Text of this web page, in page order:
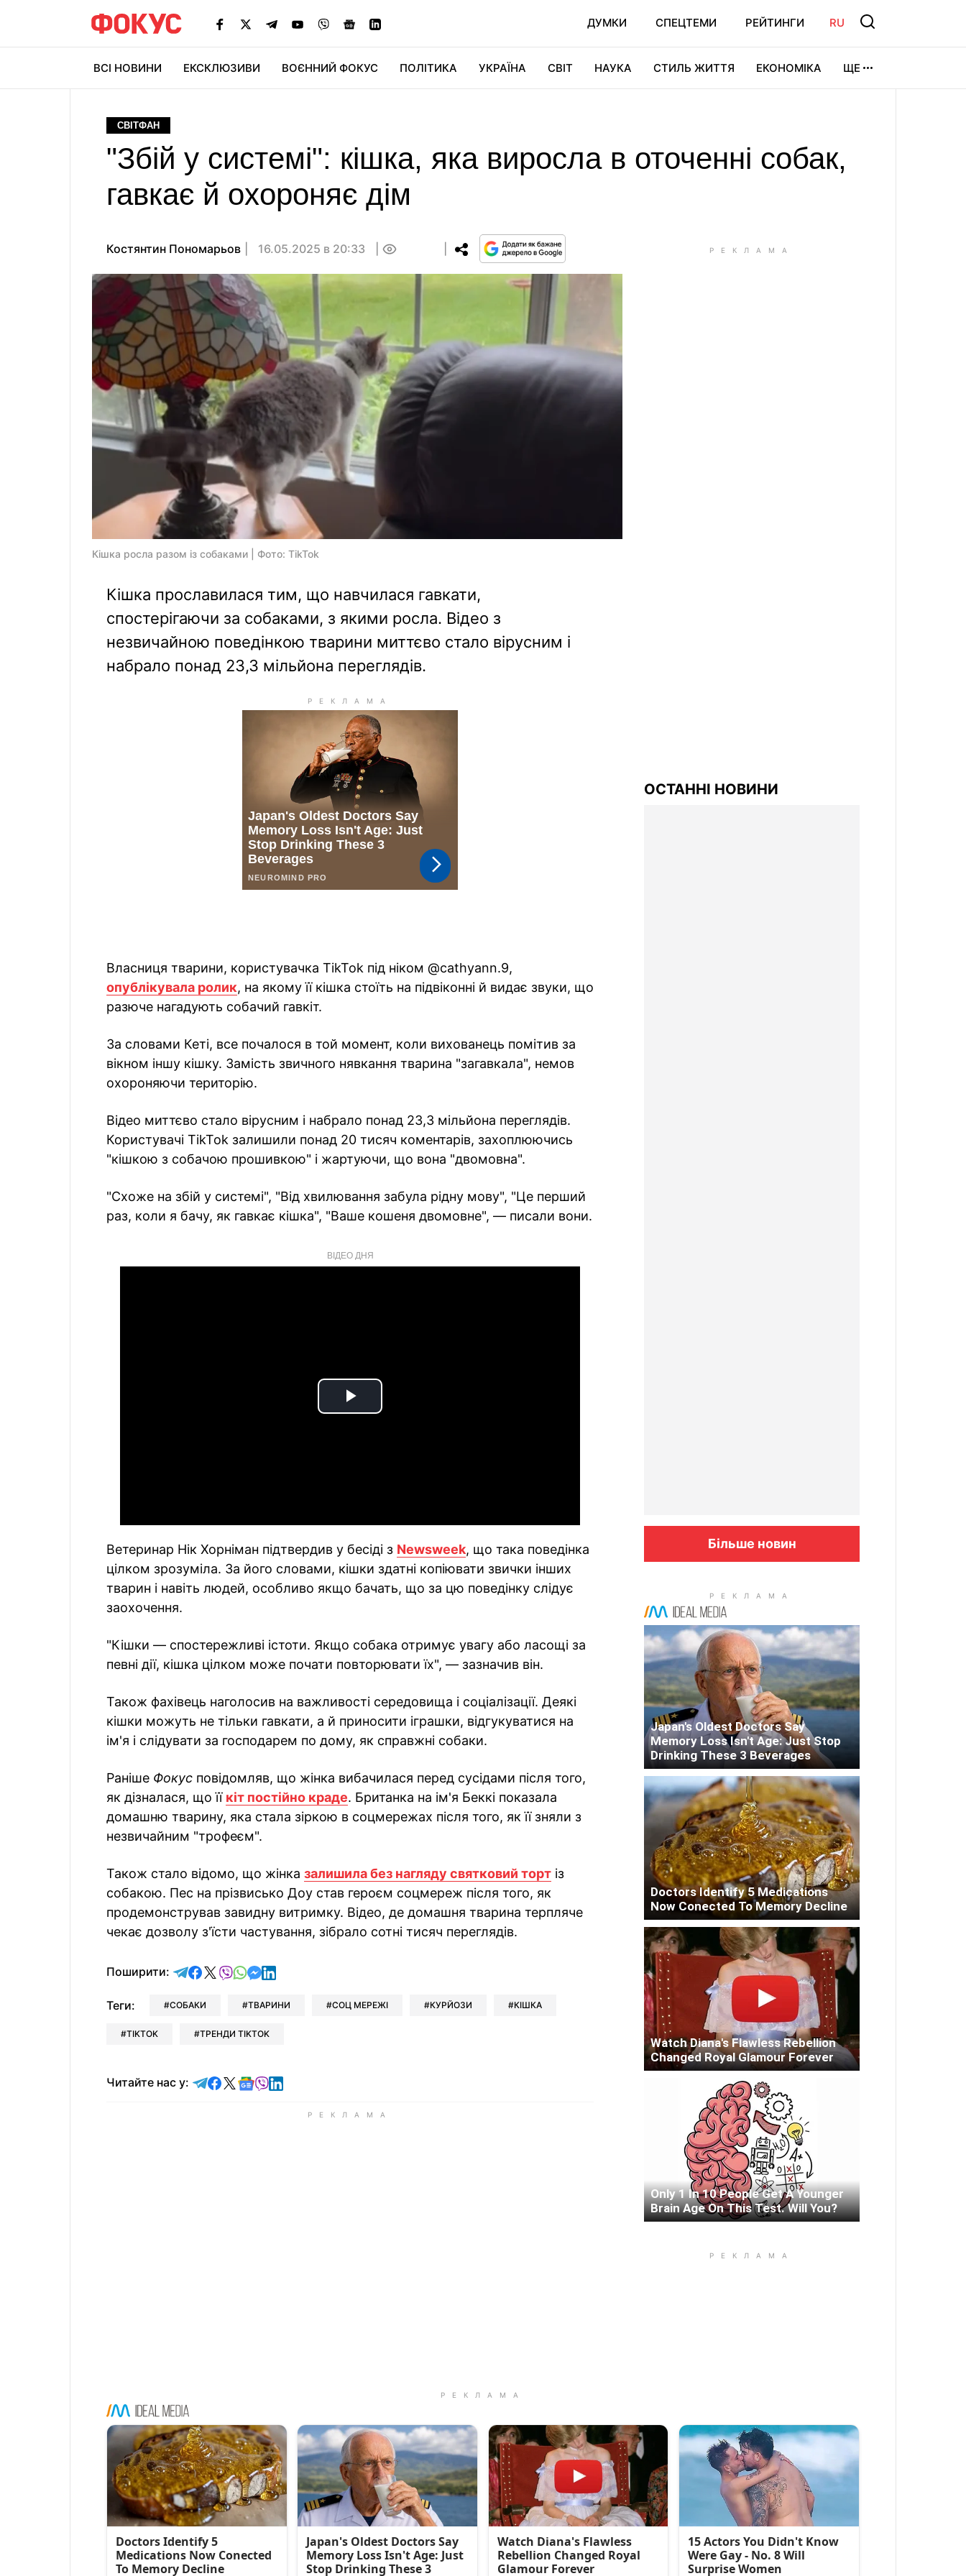
ДУМКИ СПЕЦТЕМИ РЕЙТИНГИ RU
ВСІ НОВИНИ ЕКСКЛЮЗИВИ ВОЄННИЙ ФОКУС ПОЛІТИКА УКРАЇНА СВІТ НАУКА СТИЛЬ ЖИТТЯ ЕКОНОМІКА ЩЕ
СВІТФАН
"Збій у системі": кішка, яка виросла в оточенні собак,
гавкає й охороняє дім
Костянтин Пономарьов 16.05.2025 в 20:33
Кішка росла разом із собаками | Фото: TikTok
Кішка прославилася тим, що навчилася гавкати,
спостерігаючи за собаками, з якими росла. Відео з
незвичайною поведінкою тварини миттєво стало вірусним і
набрало понад 23,3 мільйона переглядів.
Власниця тварини, користувачка TikTok під ніком @cathyann.9,
опублікувала ролик, на якому її кішка стоїть на підвіконні й видає звуки, що
разюче нагадують собачий гавкіт.
За словами Кеті, все почалося в той момент, коли вихованець помітив за
вікном іншу кішку. Замість звичного нявкання тварина "загавкала", немов
охороняючи територію.
Відео миттєво стало вірусним і набрало понад 23,3 мільйона переглядів.
Користувачі TikTok залишили понад 20 тисяч коментарів, захоплюючись
"кішкою з собачою прошивкою" і жартуючи, що вона "двомовна".
"Схоже на збій у системі", "Від хвилювання забула рідну мову", "Це перший
раз, коли я бачу, як гавкає кішка", "Ваше кошеня двомовне", — писали вони.
ВІДЕО ДНЯ
Play
Ветеринар Нік Хорніман підтвердив у бесіді з Newsweek, що така поведінка
цілком зрозуміла. За його словами, кішки здатні копіювати звички інших
тварин і навіть людей, особливо якщо бачать, що за цю поведінку слідує
заохочення.
"Кішки — спостережливі істоти. Якщо собака отримує увагу або ласощі за
певні дії, кішка цілком може почати повторювати їх", — зазначив він.
Також фахівець наголосив на важливості середовища і соціалізації. Деякі
кішки можуть не тільки гавкати, а й приносити іграшки, відгукуватися на
ім'я і слідувати за господарем по дому, як справжні собаки.
Раніше Фокус повідомляв, що жінка вибачилася перед сусідами після того,
як дізналася, що її кіт постійно краде. Британка на ім'я Беккі показала
домашню тварину, яка стала зіркою в соцмережах після того, як її зняли з
незвичайним "трофеєм".
Також стало відомо, що жінка залишила без нагляду святковий торт із
собакою. Пес на прізвисько Доу став героєм соцмереж після того, як
продемонстрував завидну витримку. Відео, де домашня тварина терпляче
чекає дозволу з'їсти частування, зібрало сотні тисяч переглядів.
Поширити: відправити у Telegram
поділитись у Facebook
поділитись у X
відправити у Viber
відправити у Whatsapp
відправити у Messenger
відправити у LinkedIn
Теги: СОБАКИ ТВАРИНИ СОЦ МЕРЕЖІ КУРЙОЗИ КІШКА
TIKTOK ТРЕНДИ TIKTOK
Читайте нас у: Читайте у Telegram
Читайте у Facebook
Читайте у X
Читайте у Google news
Читайте у Viber
Читайте у LinkedIn
ОСТАННІ НОВИНИ
Більше новин
Japan's Oldest Doctors Say
Memory Loss Isn't Age: Just Stop
Drinking These 3 Beverages
Doctors Identify 5 Medications
Now Conected To Memory Decline
Watch Diana's Flawless Rebellion
Changed Royal Glamour Forever
Only 1 In 10 People Get A Younger
Brain Age On This Test. Will You?